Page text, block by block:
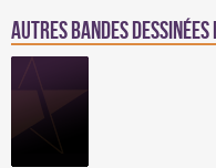
Autres bandes dessinées